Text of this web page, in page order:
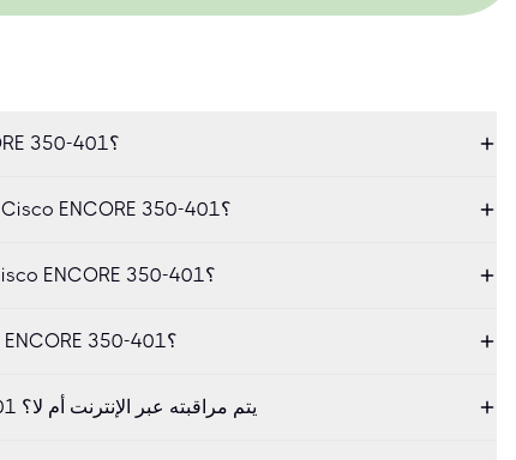
كم تكلفة إجراء امتحان Cisco ENCORE 350-401؟
ما هو الوقت المتاح لي لإكمال امتحان Cisco ENCORE 350-401؟
كم عدد الأسئلة الموجودة في اختبار Cisco ENCORE 350-401؟
ما هي درجة النجاح في امتحان Cisco ENCORE 350-401؟
هل امتحان Cisco ENCORE 350-401 يتم مراقبته عبر الإنترنت أم لا؟